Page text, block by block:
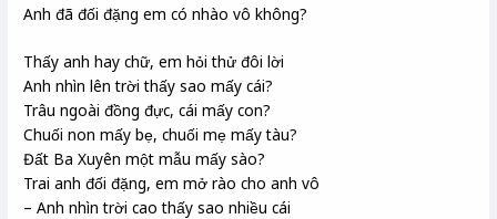
Anh đã đối đặng em có nhào vô không?
Thấy anh hay chữ, em hỏi thử đôi lời
Anh nhìn lên trời thấy sao mấy cái?
Trâu ngoài đồng đực, cái mấy con?
Chuối non mấy bẹ, chuối mẹ mấy tàu?
Đất Ba Xuyên một mẫu mấy sào?
Trai anh đối đặng, em mở rào cho anh vô
– Anh nhìn trời cao thấy sao nhiều cái